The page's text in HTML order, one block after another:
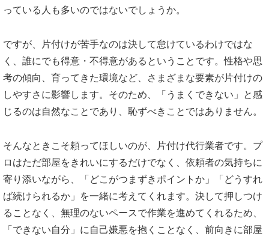
っている人も多いのではないでしょうか。
ですが、片付けが苦手なのは決して怠けているわけではな
く、誰にでも得意・不得意があるということです。性格や思
考の傾向、育ってきた環境など、さまざまな要素が片付けの
しやすさに影響します。そのため、「うまくできない」と感
じるのは自然なことであり、恥ずべきことではありません。
そんなときこそ頼ってほしいのが、片付け代行業者です。プ
ロはただ部屋をきれいにするだけでなく、依頼者の気持ちに
寄り添いながら、「どこがつまずきポイントか」「どうすれ
ば続けられるか」を一緒に考えてくれます。決して押しつけ
ることなく、無理のないペースで作業を進めてくれるため、
「できない自分」に自己嫌悪を抱くことなく、前向きに部屋